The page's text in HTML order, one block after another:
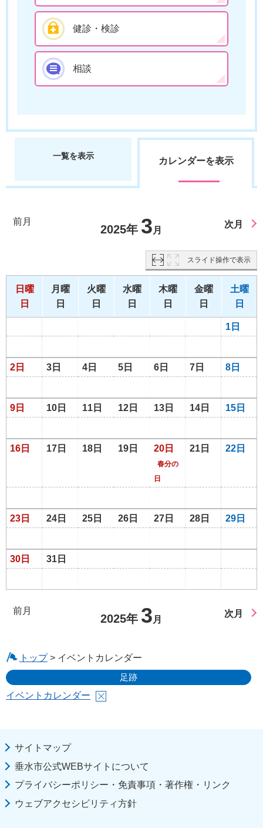
健診・検診
相談
一覧を表示 カレンダーを表示
前月
2025年 3 月
次月
スライド操作で表示
日曜
日
月曜
日
火曜
日
水曜
日
木曜
日
金曜
日
土曜
日
1日
2日 3日 4日 5日 6日 7日 8日
9日 10日 11日 12日 13日 14日 15日
16日 17日 18日 19日 20日
春分の
日
21日 22日
23日 24日 25日 26日 27日 28日 29日
30日 31日
前月
2025年 3 月
次月
トップ> イベントカレンダー
足跡
イベントカレンダー
サイトマップ
垂水市公式WEBサイトについて
プライバシーポリシー・免責事項・著作権・リンク
ウェブアクセシビリティ方針